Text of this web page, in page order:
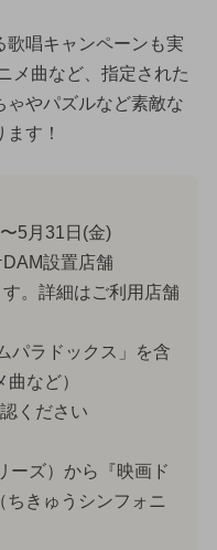
歌唱キャンペーンも実
メ曲など、指定された
ゃやパズルなど素敵な
す！
5月31日(金)
設置店舗
。詳細はご利用店舗
パラドックス」を含
など）
ください
ーズ）から『映画ド
ちきゅうシンフォニ